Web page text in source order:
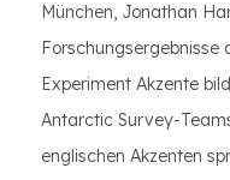
München, Jonathan
Forschungsergebnisse
Experiment Akzente
Antarctic Survey-
englischen Akzenten